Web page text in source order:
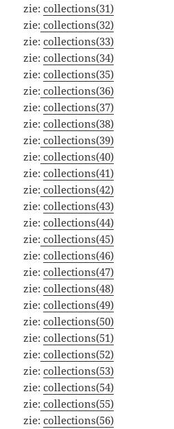
zie:collections(31)
zie: collections(32)
zie:collections(33)
zie:collections(34)
zie:collections(35)
zie: collections(36)
zie:collections(37)
zie:collections(38)
zie: collections(39)
zie: collections(40)
zie:collections(41)
zie: collections(42)
zie:collections(43)
zie:collections(44)
zie: collections(45)
zie:collections(46)
zie:collections(47)
zie:collections(48)
zie:collections(49)
zie:collections(50)
zie:collections(51)
zie: collections(52)
zie:collections(53)
zie:collections(54)
zie: collections(55)
zie:collections(56)